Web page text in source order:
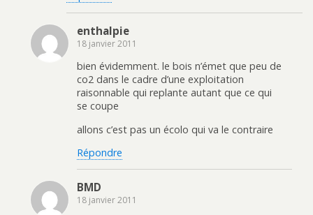
enthalpie
18 janvier 2011
bien évidemment. le bois n’émet que peu de
co2 dans le cadre d’une exploitation
raisonnable qui replante autant que ce qui
se coupe
allons c’est pas un écolo qui va le contraire
Répondre
BMD
18 janvier 2011